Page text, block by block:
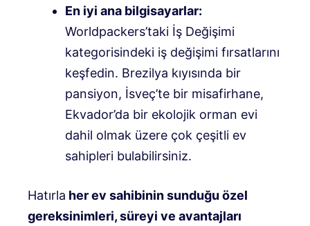
En iyi ana bilgisayarlar:
Worldpackers’taki İş Değişimi
kategorisindeki iş değişimi fırsatlarını
keşfedin. Brezilya kıyısında bir
pansiyon, İsveç’te bir misafirhane,
Ekvador’da bir ekolojik orman evi
dahil olmak üzere çok çeşitli ev
sahipleri bulabilirsiniz.
Hatırla her ev sahibinin sunduğu özel
gereksinimleri, süreyi ve avantajları